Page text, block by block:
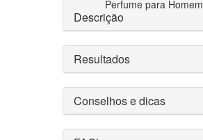
Perfume para Homem
Descrição
Resultados
Conselhos e dicas